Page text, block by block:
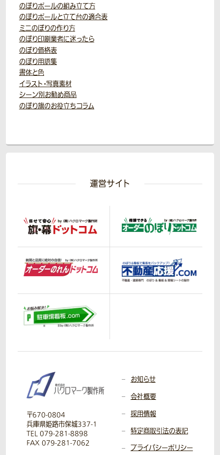
のぼりポールの組み立て方
のぼりポールと立て台の適合表
ミニのぼりの作り方
のぼり印刷業者に迷ったら
のぼり価格表
のぼり用語集
書体と色
イラスト・写真素材
シーン別お勧め商品
のぼり旗のお役立ちコラム
運営サイト
〒670-0804
兵庫県姫路市保城337-1
TEL 079-281-8898
FAX 079-281-7062
お知らせ
会社概要
採用情報
特定商取引法の表記
プライバシーポリシー